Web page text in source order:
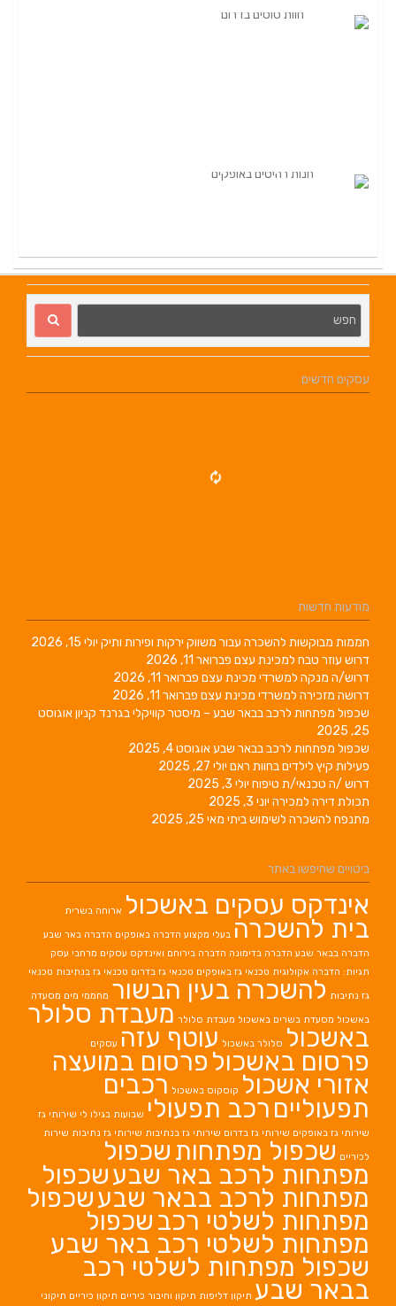
עסקים חדשים
מודעות חדשות
חממות מבוקשות להשכרה עבור משווק ירקות ופירות ותיק יולי 15, 2026
דרוש עוזר טבח למכינת עצם פברואר 11, 2026
דרוש/ה מנקה למשרדי מכינת עצם פברואר 11, 2026
דרושה מזכירה למשרדי מכינת עצם פברואר 11, 2026
שכפול מפתחות לרכב בבאר שבע – מיסטר קוויקלי בגרנד קניוןאוגוסט
25, 2025
שכפול מפתחות לרכב בבאר שבעאוגוסט 4, 2025
פעילות קיץ לילדים בחוות ראם יולי 27, 2025
דרוש /ה טכנאי/ת טיפוח יולי 3, 2025
תכולת דירה למכירה יוני 3, 2025
מתנפח להשכרה לשימוש ביתי מאי 25, 2025
ביטויים שחיפשו באתר
אינדקס עסקים באשכול ארוחה בשרית
בית להשכרה בעלי מקצוע הדברה באופקים הדברה באר שבע
הדברה בבאר שבע הדברה בדימונה הדברה בירוחם ואינדקס עסקים מרחבי עסק
תגיות: הדברה אקולוגית טכנאי גז באופקים טכנאי גז בדרום טכנאי גז בנתיבות טכנאי
גז נתיבות להשכרה בעין הבשור מחממי מים מסעדה
באשכול מסעדת בשרים באשכול מעבדת סלולר מעבדת סלולר
באשכול סלולר באשכול עוטף עזה עסקים
פרסום באשכול פרסום במועצה
אזורי אשכול קוסקוס באשכול רכבים
תפעוליים רכב תפעולי שבועות בגילו לי שירותי גז
שירותי גז באופקים שירותי גז בדרום שירותי גז בנתיבות שירותי גז נתיבות שירות
לכיריים שכפול מפתחות שכפול
מפתחות לרכב באר שבעשכפול
מפתחות לרכב בבאר שבעשכפול
מפתחות לשלטי רכב שכפול
מפתחות לשלטי רכב באר שבע
שכפול מפתחות לשלטי רכב
בבאר שבע תיקון דליפות תיקון וחיבור כיריים תיקון כיריים תיקוני